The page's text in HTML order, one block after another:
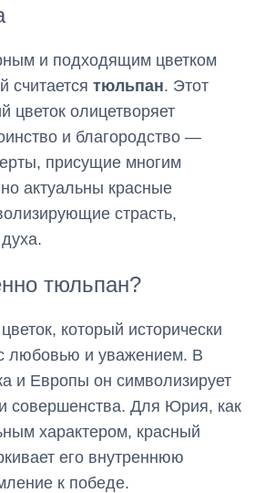
и подходящим цветком
тюльпан. Этот
цветок олицетворяет
и благородство —
присущие многим
актуальны красные
страсть,
тюльпан?
который исторически
любовью и уважением. В
и Европы он символизирует
совершенства. Для Юрия, как
характером, красный
его внутреннюю
к победе.